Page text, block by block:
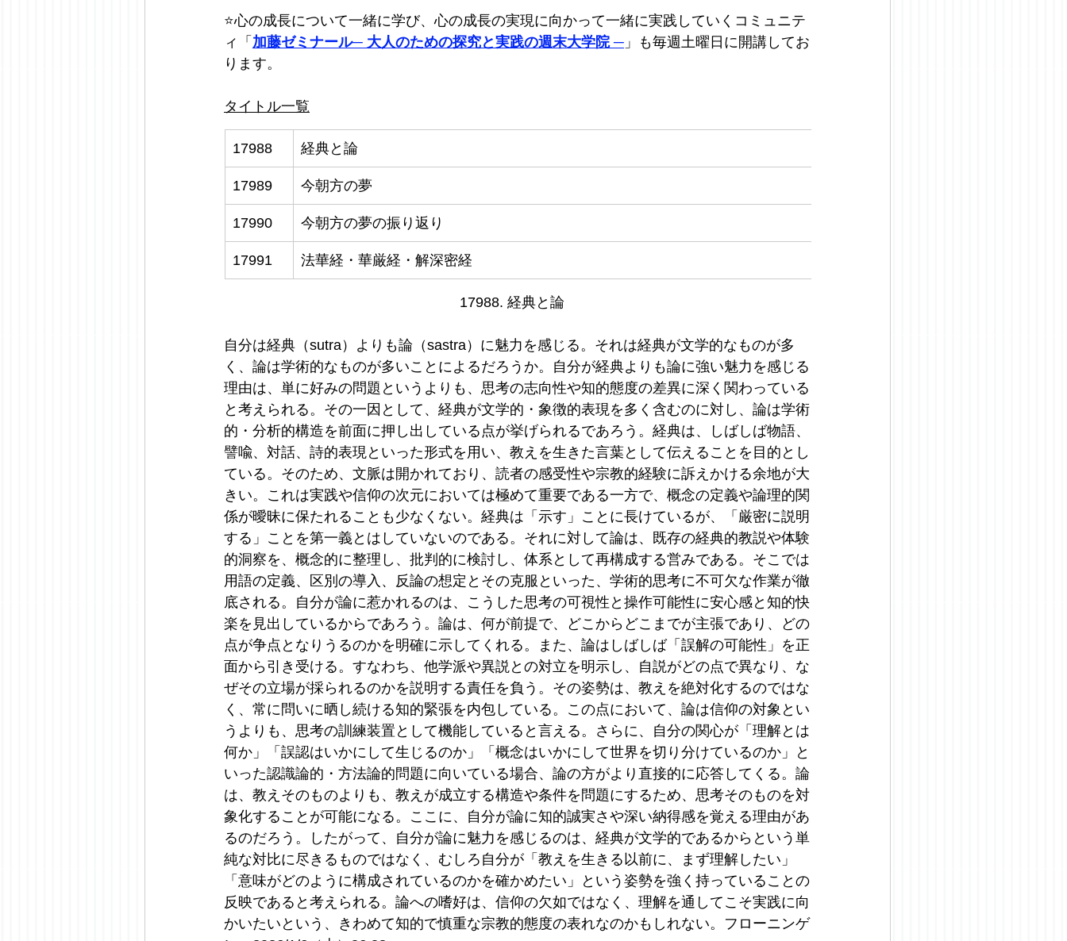
⭐️心の成長について一緒に学び、心の成長の実現に向かって一緒に実践していくコミュニテ
ィ「 加藤ゼミナール─ 大人のための探究と実践の週末大学院 ─ 」も毎週土曜日に開講してお
ります。
タイトル一覧
17988 経典と論
17989 今朝方の夢
17990 今朝方の夢の振り返り
17991 法華経・華厳経・解深密経
17988. 経典と論
自分は経典（sutra）よりも論（sastra）に魅力を感じる。それは経典が文学的なものが多
く、論は学術的なものが多いことによるだろうか。自分が経典よりも論に強い魅力を感じる
理由は、単に好みの問題というよりも、思考の志向性や知的態度の差異に深く関わっている
と考えられる。その一因として、経典が文学的・象徴的表現を多く含むのに対し、論は学術
的・分析的構造を前面に押し出している点が挙げられるであろう。経典は、しばしば物語、
譬喩、対話、詩的表現といった形式を用い、教えを生きた言葉として伝えることを目的とし
ている。そのため、文脈は開かれており、読者の感受性や宗教的経験に訴えかける余地が大
きい。これは実践や信仰の次元においては極めて重要である一方で、概念の定義や論理的関
係が曖昧に保たれることも少なくない。経典は「示す」ことに長けているが、「厳密に説明
する」ことを第一義とはしていないのである。それに対して論は、既存の経典的教説や体験
的洞察を、概念的に整理し、批判的に検討し、体系として再構成する営みである。そこでは
用語の定義、区別の導入、反論の想定とその克服といった、学術的思考に不可欠な作業が徹
底される。自分が論に惹かれるのは、こうした思考の可視性と操作可能性に安心感と知的快
楽を見出しているからであろう。論は、何が前提で、どこからどこまでが主張であり、どの
点が争点となりうるのかを明確に示してくれる。また、論はしばしば「誤解の可能性」を正
面から引き受ける。すなわち、他学派や異説との対立を明示し、自説がどの点で異なり、な
ぜその立場が採られるのかを説明する責任を負う。その姿勢は、教えを絶対化するのではな
く、常に問いに晒し続ける知的緊張を内包している。この点において、論は信仰の対象とい
うよりも、思考の訓練装置として機能していると言える。さらに、自分の関心が「理解とは
何か」「誤認はいかにして生じるのか」「概念はいかにして世界を切り分けているのか」と
いった認識論的・方法論的問題に向いている場合、論の方がより直接的に応答してくる。論
は、教えそのものよりも、教えが成立する構造や条件を問題にするため、思考そのものを対
象化することが可能になる。ここに、自分が論に知的誠実さや深い納得感を覚える理由があ
るのだろう。したがって、自分が論に魅力を感じるのは、経典が文学的であるからという単
純な対比に尽きるものではなく、むしろ自分が「教えを生きる以前に、まず理解したい」
「意味がどのように構成されているのかを確かめたい」という姿勢を強く持っていることの
反映であると考えられる。論への嗜好は、信仰の欠如ではなく、理解を通してこそ実践に向
かいたいという、きわめて知的で慎重な宗教的態度の表れなのかもしれない。フローニンゲ